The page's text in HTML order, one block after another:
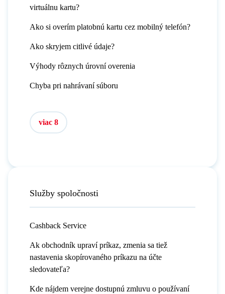
virtuálnu kartu?
Ako si overím platobnú kartu cez mobilný telefón?
Ako skryjem citlivé údaje?
Výhody rôznych úrovní overenia
Chyba pri nahrávaní súboru
viac 8
Služby spoločnosti
Cashback Service
Ak obchodník upraví príkaz, zmenia sa tiež
nastavenia skopírovaného príkazu na účte
sledovateľa?
Kde nájdem verejne dostupnú zmluvu o používaní